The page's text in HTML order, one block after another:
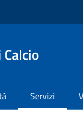
Servizi